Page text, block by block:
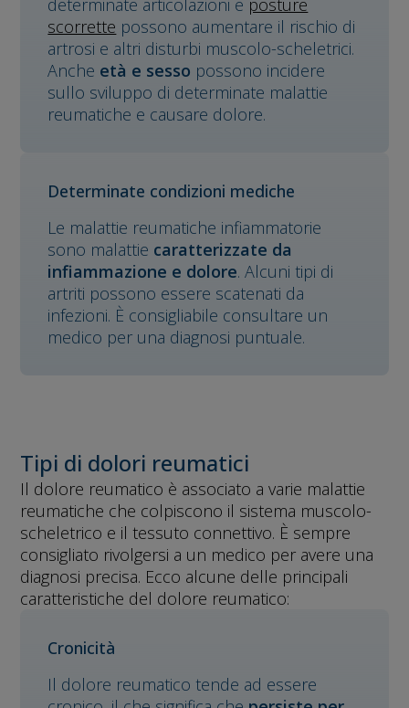
determinate articolazioni e posture
scorrette possono aumentare il rischio di
artrosi e altri disturbi muscolo-scheletrici.
Anche età e sesso possono incidere
sullo sviluppo di determinate malattie
reumatiche e causare dolore.
Determinate condizioni mediche
Le malattie reumatiche infiammatorie
sono malattie caratterizzate da
infiammazione e dolore. Alcuni tipi di
artriti possono essere scatenati da
infezioni. È consigliabile consultare un
medico per una diagnosi puntuale.
Tipi di dolori reumatici
Il dolore reumatico è associato a varie malattie
reumatiche che colpiscono il sistema muscolo-
scheletrico e il tessuto connettivo. È sempre
consigliato rivolgersi a un medico per avere una
diagnosi precisa. Ecco alcune delle principali
caratteristiche del dolore reumatico:
Cronicità
Il dolore reumatico tende ad essere